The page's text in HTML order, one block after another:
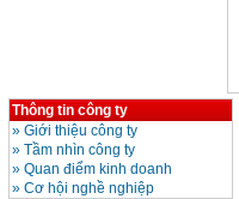
Thông tin công ty
» Giới thiệu công ty
» Tầm nhìn công ty
» Quan điểm kinh doanh
» Cơ hội nghề nghiệp